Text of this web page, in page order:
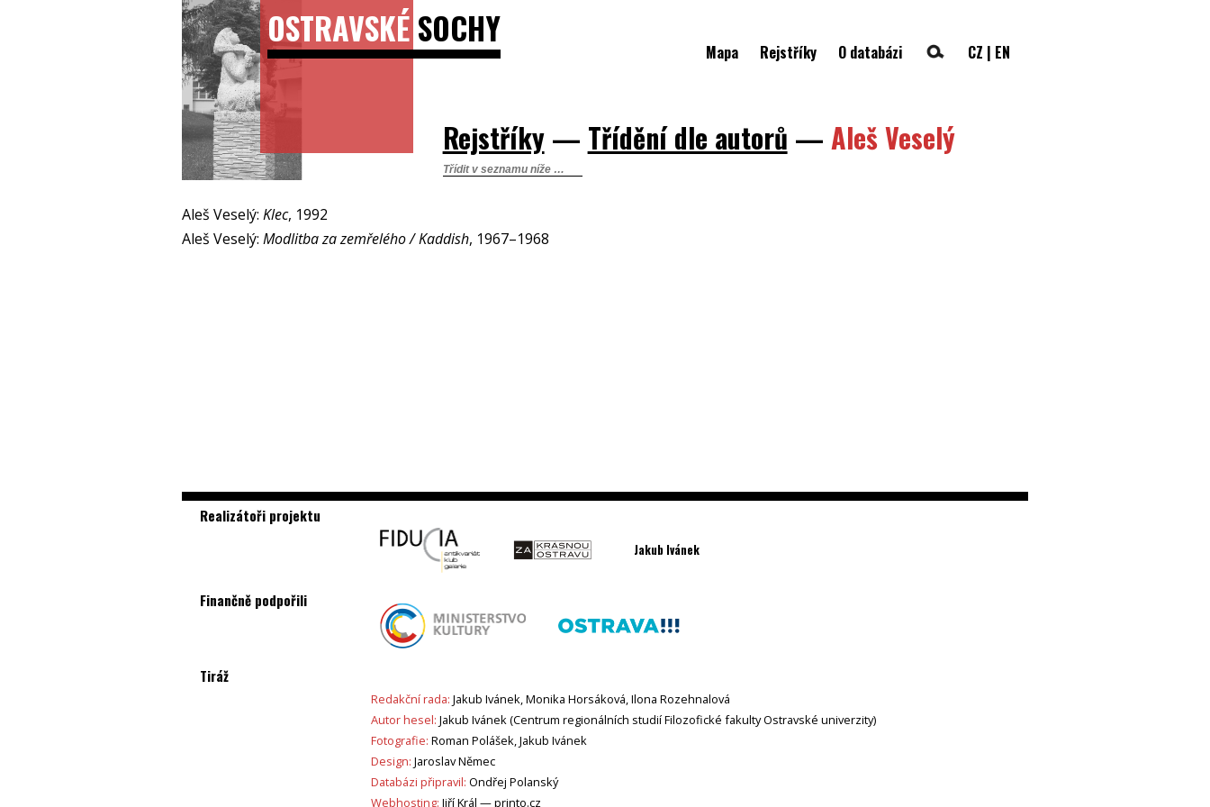
OSTRAVSKÉSOCHY
Mapa Rejstříky O databázi CZ | EN
Rejstříky— Třídění dle autorů — Aleš Veselý
Aleš Veselý: Klec, 1992
Aleš Veselý: Modlitba za zemřelého / Kaddish, 1967–1968
Realizátoři projektu
Jakub Ivánek
Finančně podpořili
Tiráž
Redakční rada: Jakub Ivánek, Monika Horsáková, Ilona Rozehnalová
Autor hesel: Jakub Ivánek (Centrum regionálních studií Filozofické fakulty Ostravské univerzity)
Fotografie: Roman Polášek, Jakub Ivánek
Design: Jaroslav Němec
Databázi připravil: Ondřej Polanský
Webhosting: Jiří Král —printo.cz